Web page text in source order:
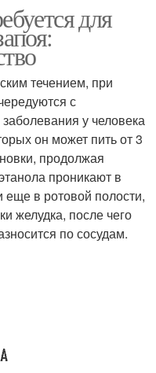
для
течением, при
с
у человека
он может пить от 3
продолжая
проникают в
еще в ротовой полости,
желудка, после чего
по сосудам.